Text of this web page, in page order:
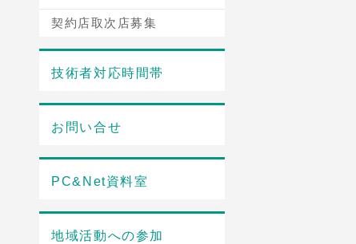
契約店取次店募集
技術者対応時間帯
お問い合せ
PC&Net資料室
地域活動への参加